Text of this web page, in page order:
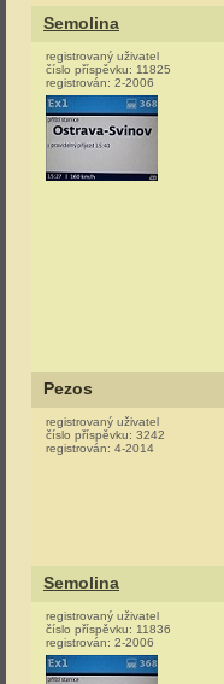
Semolina
registrovaný uživatel
číslo příspěvku: 11825
registrován: 2-2006
Pezos
registrovaný uživatel
číslo příspěvku: 3242
registrován: 4-2014
Semolina
registrovaný uživatel
číslo příspěvku: 11836
registrován: 2-2006